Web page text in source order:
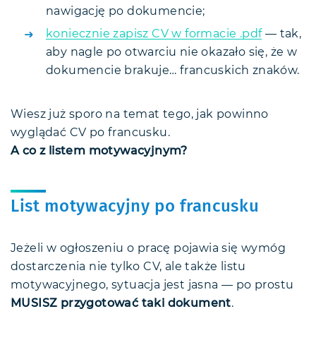
nawigację po dokumencie;
koniecznie zapisz CV w formacie .pdf— tak,
aby nagle po otwarciu nie okazało się, że w
dokumencie brakuje… francuskich znaków.
Wiesz już sporo na temat tego, jak powinno
wyglądać CV po francusku.
A co z listem motywacyjnym?
List motywacyjny po francusku
Jeżeli w ogłoszeniu o pracę pojawia się wymóg
dostarczenia nie tylko CV, ale także listu
motywacyjnego, sytuacja jest jasna — po prostu
MUSISZ przygotować taki dokument.